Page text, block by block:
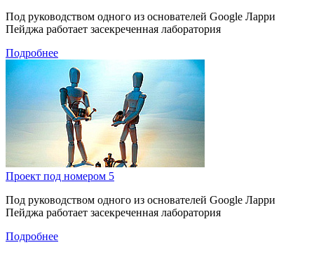
Под руководством одного из основателей Google Ларри
Пейджа работает засекреченная лаборатория
Подробнее
Проект под номером 5
Под руководством одного из основателей Google Ларри
Пейджа работает засекреченная лаборатория
Подробнее